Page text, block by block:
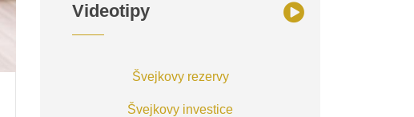
Videotipy
Švejkovy rezervy
Švejkovy investice